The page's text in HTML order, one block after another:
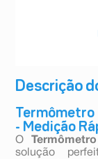
Descrição
- Medição
O
solução